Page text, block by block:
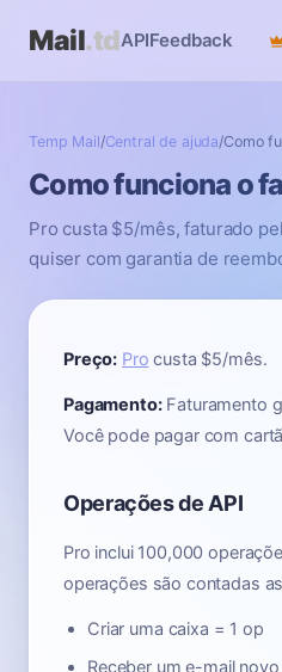
Mail.tdAPIFeedback
Temp Mail/Central de ajuda/Como
Como funciona o
Pro custa $5/mês, faturado
quiser com garantia de
Preço: Pro custa $5/mês.
Pagamento:Faturamento
Você pode pagar com
Operações de API
Pro inclui 100,000
operações são contadas
Criar uma caixa = 1 op
Receber um e-mail